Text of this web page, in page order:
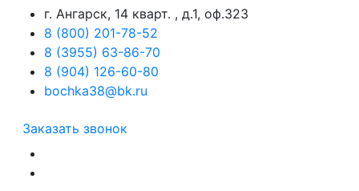
г. Ангарск, 14 кварт. , д.1, оф.323
8 (800) 201-78-52
8 (3955) 63-86-70
8 (904) 126-60-80
bochka38@bk.ru
Заказать звонок